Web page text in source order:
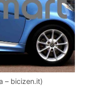
– bicizen.it)